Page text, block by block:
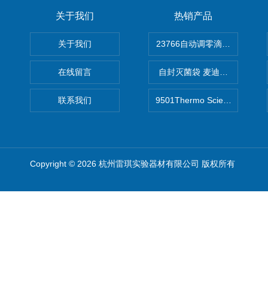
关于我们
关于我们
在线留言
联系我们
热销产品
自封灭菌袋 麦迪康Medicom
9501Thermo Scientific S1移
Copyright © 2026 杭州雷琪实验器材有限公司 版权所有